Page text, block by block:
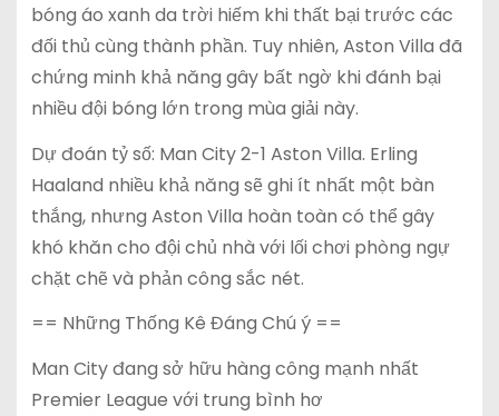
bóng áo xanh da trời hiếm khi thất bại trước các
đối thủ cùng thành phần. Tuy nhiên, Aston Villa đã
chứng minh khả năng gây bất ngờ khi đánh bại
nhiều đội bóng lớn trong mùa giải này.
Dự đoán tỷ số: Man City 2-1 Aston Villa. Erling
Haaland nhiều khả năng sẽ ghi ít nhất một bàn
thắng, nhưng Aston Villa hoàn toàn có thể gây
khó khăn cho đội chủ nhà với lối chơi phòng ngự
chặt chẽ và phản công sắc nét.
== Những Thống Kê Đáng Chú ý ==
Man City đang sở hữu hàng công mạnh nhất
Premier League với trung bình hơ